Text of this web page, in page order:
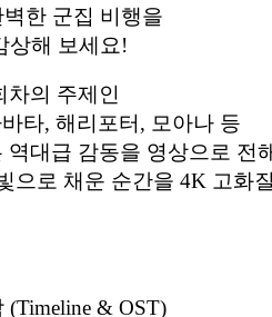
한 군집 비행을
상해 보세요!
차의 주제인
타, 해리포터, 모아나 등
역대급 감동을 영상으로 전
으로 채운 순간을 4K 고화
& OST)